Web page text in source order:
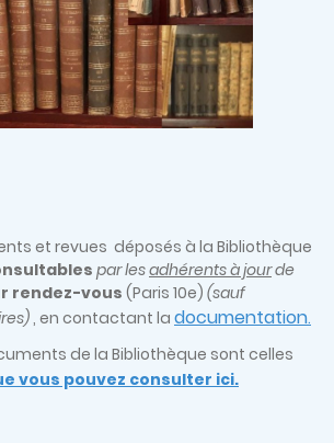
et revues déposés à la Bibliothèque
par lesadhérents à jourde
rendez-vous (Paris 10e) (sauf
, en contactant la documentation.
de la Bibliothèque sont celles
vous pouvez consulter ici.